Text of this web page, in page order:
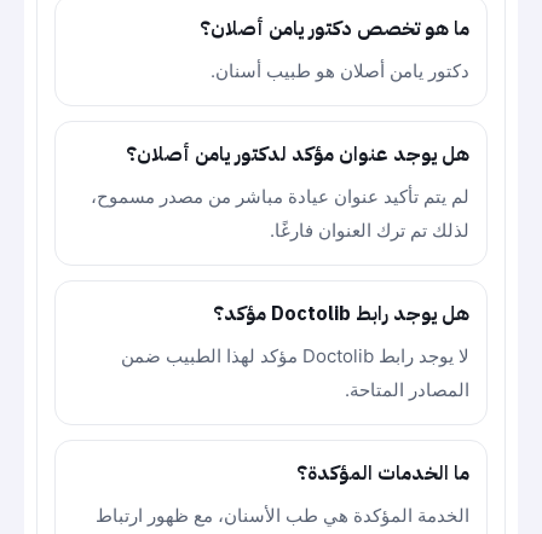
ما هو تخصص دكتور يامن أصلان؟
دكتور يامن أصلان هو طبيب أسنان.
هل يوجد عنوان مؤكد لدكتور يامن أصلان؟
لم يتم تأكيد عنوان عيادة مباشر من مصدر مسموح،
لذلك تم ترك العنوان فارغًا.
هل يوجد رابط Doctolib مؤكد؟
لا يوجد رابط Doctolib مؤكد لهذا الطبيب ضمن
المصادر المتاحة.
ما الخدمات المؤكدة؟
الخدمة المؤكدة هي طب الأسنان، مع ظهور ارتباط